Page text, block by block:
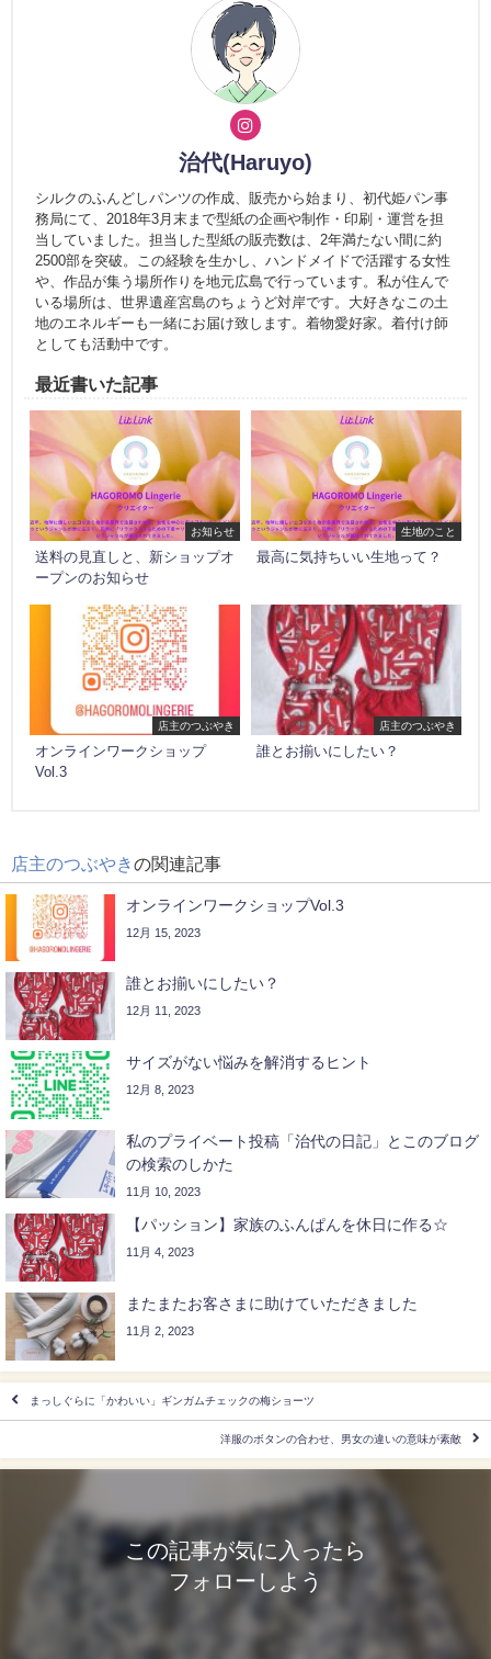
治代(Haruyo)
シルクのふんどしパンツの作成、販売から始まり、初代姫パン事
務局にて、2018年3月末まで型紙の企画や制作・印刷・運営を担
当していました。担当した型紙の販売数は、2年満たない間に約
2500部を突破。この経験を生かし、ハンドメイドで活躍する女性
や、作品が集う場所作りを地元広島で行っています。私が住んで
いる場所は、世界遺産宮島のちょうど対岸です。大好きなこの土
地のエネルギーも一緒にお届け致します。着物愛好家。着付け師
としても活動中です。
最近書いた記事
お知らせ
送料の見直しと、新ショップオ
ープンのお知らせ
生地のこと
最高に気持ちいい生地って？
店主のつぶやき
オンラインワークショップ
Vol.3
店主のつぶやき
誰とお揃いにしたい？
店主のつぶやきの関連記事
オンラインワークショップVol.3
12月 15, 2023
誰とお揃いにしたい？
12月 11, 2023
サイズがない悩みを解消するヒント
12月 8, 2023
私のプライベート投稿「治代の日記」とこのブログ
の検索のしかた
11月 10, 2023
【パッション】家族のふんぱんを休日に作る☆
11月 4, 2023
またまたお客さまに助けていただきました
11月 2, 2023
まっしぐらに「かわいい」ギンガムチェックの梅ショーツ
洋服のボタンの合わせ、男女の違いの意味が素敵
この記事が気に入ったら
フォローしよう